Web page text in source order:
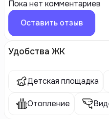
Пока нет комментариев
Оставить отзыв
Удобства ЖК
Детская площадка
Отопление